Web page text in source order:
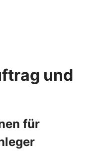
und
für